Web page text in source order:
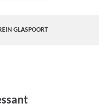
GLASPOORT